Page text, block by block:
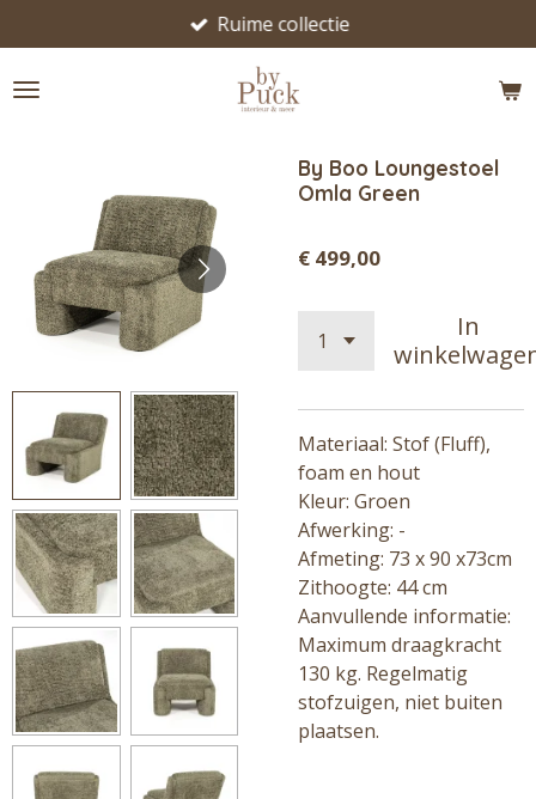
direct
naar
Ruime collectie
By Boo Loungestoel
Omla Green
€ 499,00
In
Materiaal: Stof (Fluff),
foam en hout
Kleur: Groen
Afwerking: -
Afmeting: 73 x 90 x73cm
Zithoogte: 44 cm
Aanvullende informatie:
Maximum draagkracht
130 kg. Regelmatig
stofzuigen, niet buiten
plaatsen.